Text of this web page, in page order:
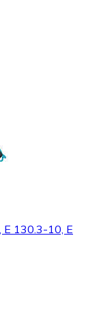
E 130.3-10, E